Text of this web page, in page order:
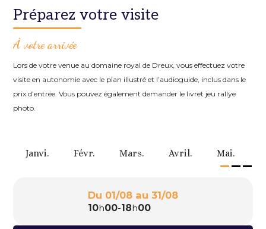
Préparez votre visite
À votre arrivée
Lors de votre venue au domaine royal de Dreux, vous effectuez votre
visite en autonomie avec le plan illustré et l’audioguide, inclus dans le
prix d’entrée. Vous pouvez également demander le livret jeu rallye
photo.
Janvi. Févr. Mars. Avril. Mai.
Du 01/08 au 31/08
10h00-18h00